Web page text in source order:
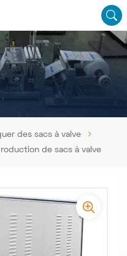
des sacs à valve
de sacs à valve